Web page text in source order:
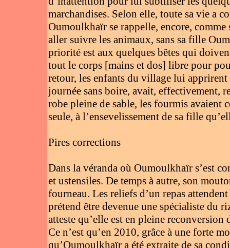
marchandises. Selon elle, toute sa vie a
Oumoulkhaïr se rappelle, encore,
aller suivre les animaux, sans sa fille
priorité est aux quelques bêtes qui
tout le corps [mains et dos] libre pour
retour, les enfants du village lui
journée sans boire, avait, effectivement,
robe pleine de sable, les fourmis
seule, à l’ensevelissement de sa fille
Pires corrections
Dans la véranda où Oumoulkhaïr s’est
et ustensiles. De temps à autre, son
fourneau. Les reliefs d’un repas
prétend être devenue une spécialiste du
atteste qu’elle est en pleine
Ce n’est qu’en 2010, grâce à une forte
qu’Oumoulkhaïr a été extraite de sa